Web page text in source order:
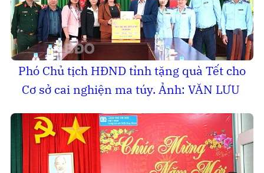
Phó Chủ tịch HĐND tỉnh tặng quà Tết cho
Cơ sở cai nghiện ma túy. Ảnh: VĂN LƯU